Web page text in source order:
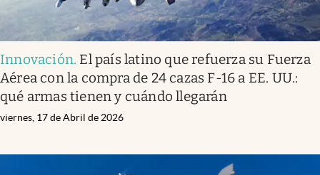
Innovación. El país latino que refuerza su Fuerza
Aérea con la compra de 24 cazas F-16 a EE. UU.:
qué armas tienen y cuándo llegarán
viernes, 17 de Abril de 2026